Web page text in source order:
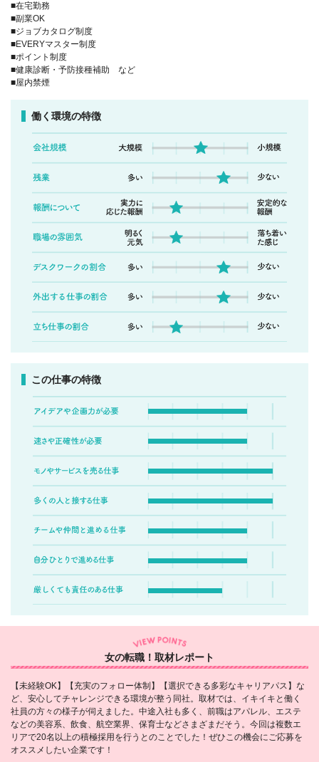
■在宅勤務
■副業OK
■ジョブカタログ制度
■EVERYマスター制度
■ポイント制度
■健康診断・予防接種補助 など
■屋内禁煙
働く環境の特徴
この仕事の特徴
女の転職！取材レポート
【未経験OK】【充実のフォロー体制】【選択できる多彩なキャリアパス】な
ど、安心してチャレンジできる環境が整う同社。取材では、イキイキと働く
社員の方々の様子が伺えました。中途入社も多く、前職はアパレル、エステ
などの美容系、飲食、航空業界、保育士などさまざまだそう。今回は複数エ
リアで20名以上の積極採用を行うとのことでした！ぜひこの機会にご応募を
オススメしたい企業です！